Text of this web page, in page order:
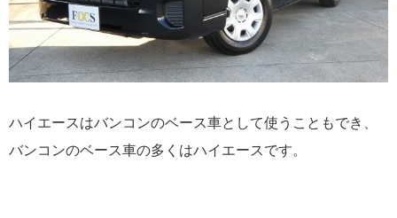
ハイエースはバンコンのベース車として使うこともでき、
バンコンのベース車の多くはハイエースです。